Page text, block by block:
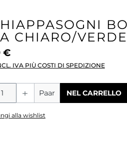
CHIARO/VERDE
€
IVA PIÙ COSTI DI SPEDIZIONE
del prodotto:
Paar NEL CARRELLO
alla wishlist